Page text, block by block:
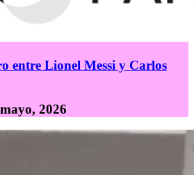
entre Lionel Messi y Carlos
2026